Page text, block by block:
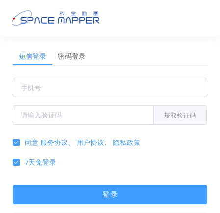
短信登录 密码登录
获取验证码
同意 服务协议、 用户协议、隐私政策
7天免登录
登 录